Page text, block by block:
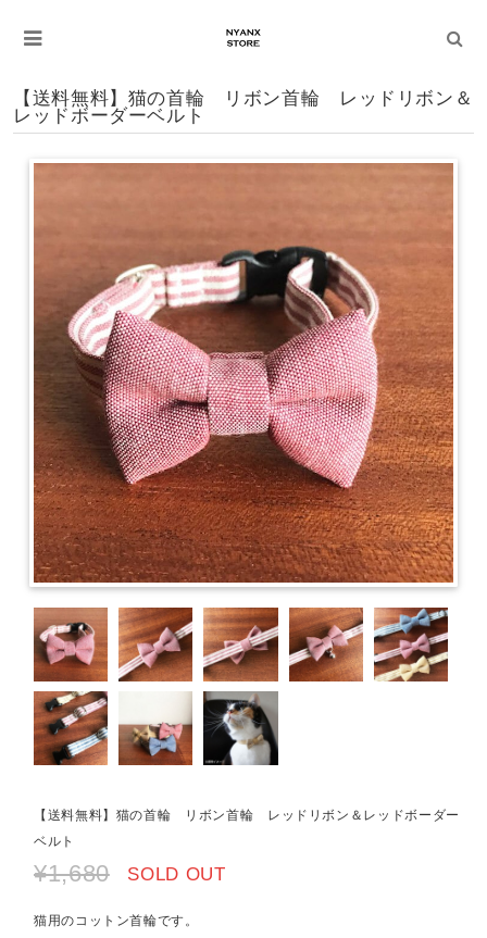
【送料無料】猫の首輪 リボン首輪 レッドリボン＆
レッドボーダーベルト
【送料無料】猫の首輪 リボン首輪 レッドリボン＆レッドボーダー
ベルト
¥1,680 SOLD OUT
猫用のコットン首輪です。